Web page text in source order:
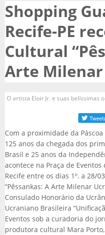
Shopping
Recife-PE
Cultural
Arte
O artista Eloir Jr. e suas belíssimas
Com a proximidade da
125 anos da chegada dos
Brasil e 25 anos da
acontece na Praça de
Recife entre os dias 1º. a 28/
“Pêssankas: A Arte Milenar
Consulado Honorário da
Ucraniano Brasileira
Eventos sob a curadoria do
produtora cultural Mara